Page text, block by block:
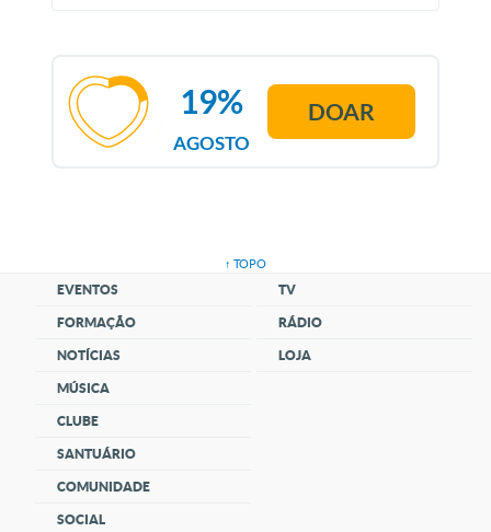
AGOSTO
19% DOAR
↑ TOPO
EVENTOS
FORMAÇÃO
NOTÍCIAS
MÚSICA
CLUBE
SANTUÁRIO
COMUNIDADE
SOCIAL
TV
RÁDIO
LOJA